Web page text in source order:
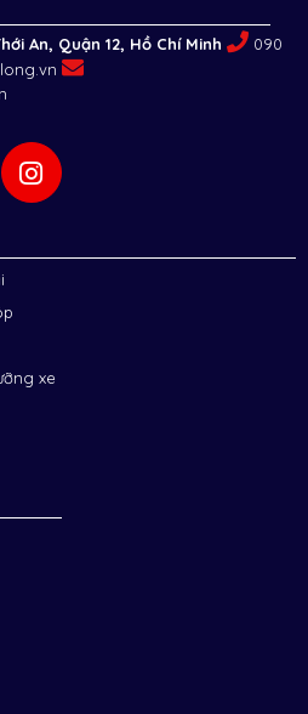
An, Quận 12, Hồ Chí Minh
090
xe